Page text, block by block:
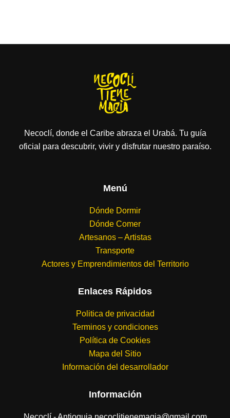
Necoclí, donde el Caribe abraza el Urabá. Tu guía
oficial para descubrir, vivir y disfrutar nuestro paraíso.
Menú
Dónde Dormir
Dónde Comer
Artesanos – Artistas
Transporte
Actores y Emprendimientos del Territorio
Enlaces Rápidos
Politica de privacidad
Terminos y condiciones
Política de Cookies
Mapa del Sitio
Información del desarrollador
Información